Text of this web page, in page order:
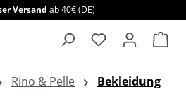
Versand ab 40€ (DE)
Rino & Pelle Bekleidung